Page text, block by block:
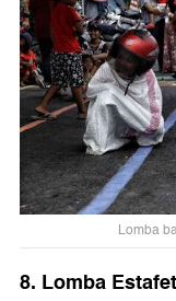
Lomba
8. Lomba